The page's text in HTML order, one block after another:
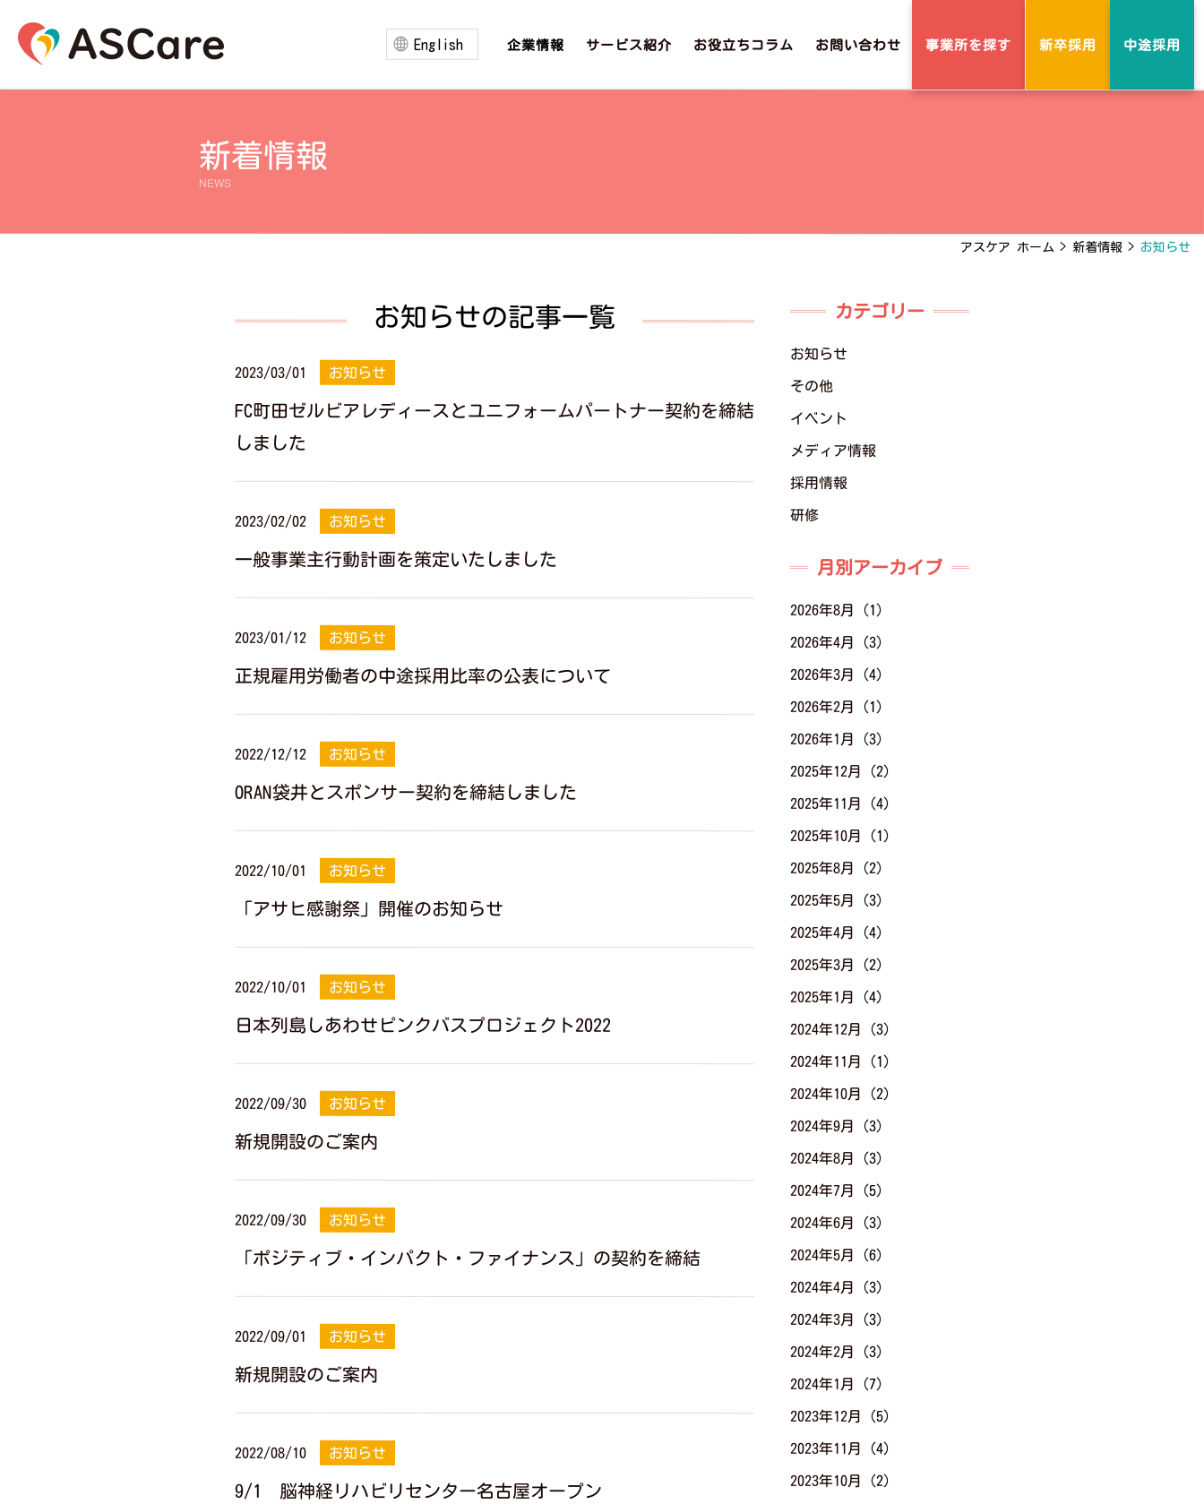
English 企業情報 サービス紹介 お役立ちコラム お問い合わせ 事業所を探す 新卒採用 中途採用
新着情報
NEWS
アスケア ホーム > 新着情報 > お知らせ
お知らせの記事一覧
2023/03/01 お知らせ
FC町田ゼルビアレディースとユニフォームパートナー契約を締結
しました
2023/02/02 お知らせ
一般事業主行動計画を策定いたしました
2023/01/12 お知らせ
正規雇用労働者の中途採用比率の公表について
2022/12/12 お知らせ
ORAN袋井とスポンサー契約を締結しました
2022/10/01 お知らせ
「アサヒ感謝祭」開催のお知らせ
2022/10/01 お知らせ
日本列島しあわせピンクバスプロジェクト2022
2022/09/30 お知らせ
新規開設のご案内
2022/09/30 お知らせ
「ポジティブ・インパクト・ファイナンス」の契約を締結
2022/09/01 お知らせ
新規開設のご案内
2022/08/10 お知らせ
9/1 脳神経リハビリセンター名古屋オープン
カテゴリー
お知らせ
その他
イベント
メディア情報
採用情報
研修
月別アーカイブ
2026年8月 (1)
2026年4月 (3)
2026年3月 (4)
2026年2月 (1)
2026年1月 (3)
2025年12月 (2)
2025年11月 (4)
2025年10月 (1)
2025年8月 (2)
2025年5月 (3)
2025年4月 (4)
2025年3月 (2)
2025年1月 (4)
2024年12月 (3)
2024年11月 (1)
2024年10月 (2)
2024年9月 (3)
2024年8月 (3)
2024年7月 (5)
2024年6月 (3)
2024年5月 (6)
2024年4月 (3)
2024年3月 (3)
2024年2月 (3)
2024年1月 (7)
2023年12月 (5)
2023年11月 (4)
2023年10月 (2)